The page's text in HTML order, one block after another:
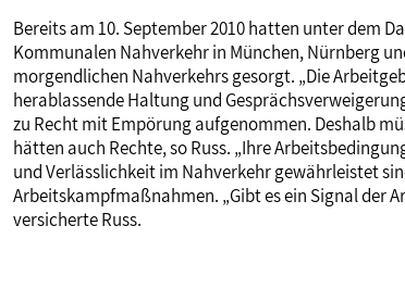
Bereits am 10. September 2010 hatten unter dem
Kommunalen Nahverkehr in München, Nürnberg
morgendlichen Nahverkehrs gesorgt. „Die
herablassende Haltung und
zu Recht mit Empörung aufgenommen. Deshalb
hätten auch Rechte, so Russ. „Ihre
und Verlässlichkeit im Nahverkehr gewährleistet
Arbeitskampfmaßnahmen. „Gibt es ein Signal der
versicherte Russ.